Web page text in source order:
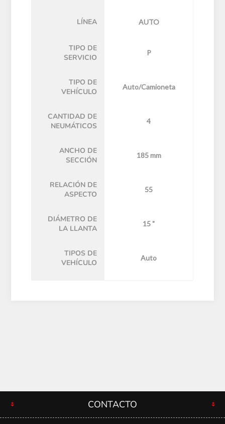
LÍNEA AUTO
TIPO DE
SERVICIO
P
TIPO DE
VEHÍCULO
Auto/Camioneta
CANTIDAD DE
NEUMÁTICOS
4
ANCHO DE
SECCIÓN
185 mm
RELACIÓN DE
ASPECTO
55
DIÁMETRO DE
LA LLANTA
15 "
TIPOS DE
VEHÍCULO
Auto
CONTACTO